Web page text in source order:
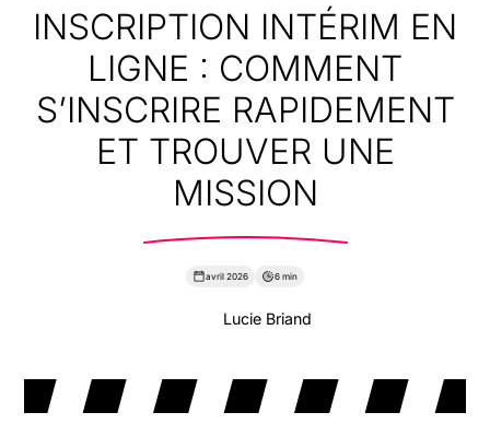
INSCRIPTION INTÉRIM EN
LIGNE : COMMENT
S’INSCRIRE RAPIDEMENT
ET TROUVER UNE
MISSION
avril 2026 6 min
Lucie Briand